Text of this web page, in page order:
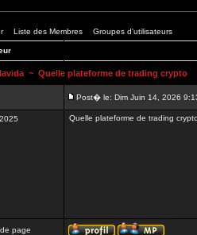
Liste des Membres Groupes d'utilisateurs
~ Quelle plateforme de trading crypto
Post� le: Dim Juin 14, 2026
Quelle plateforme de trading
page